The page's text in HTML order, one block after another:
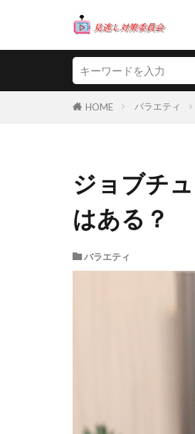
HOME バラエティ
ジョブチ
はある？
バラエティ